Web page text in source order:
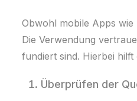
Obwohl mobile Apps
Die Verwendung
fundiert sind. Hierbei
Überprüfen der